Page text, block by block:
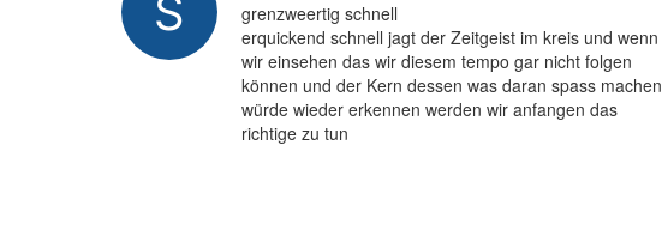
grenzweertig schnell
erquickend schnell jagt der Zeitgeist im kreis und wenn
wir einsehen das wir diesem tempo gar nicht folgen
können und der Kern dessen was daran spass machen
würde wieder erkennen werden wir anfangen das
richtige zu tun